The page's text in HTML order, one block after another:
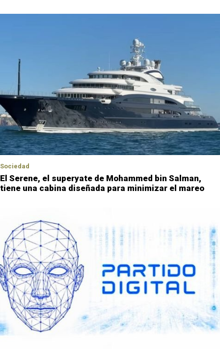
Sociedad
El Serene, el superyate de Mohammed bin Salman,
tiene una cabina diseñada para minimizar el mareo